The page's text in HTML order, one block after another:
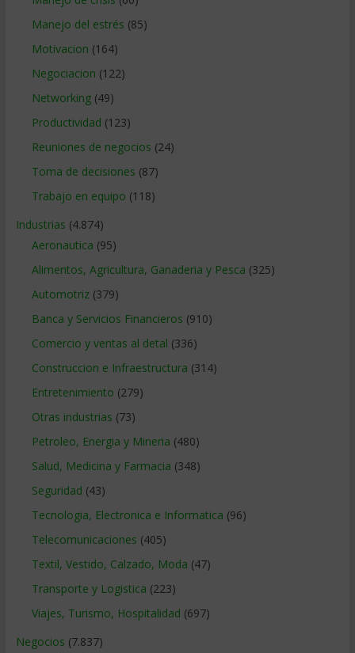
Manejo del estrés (85)
Motivacion (164)
Negociacion (122)
Networking(49)
Productividad (123)
Reuniones de negocios (24)
Toma de decisiones (87)
Trabajo en equipo (118)
Industrias (4.874)
Aeronautica (95)
Alimentos, Agricultura, Ganaderia y Pesca (325)
Automotriz(379)
Banca y Servicios Financieros (910)
Comercio y ventas al detal (336)
Construccion e Infraestructura (314)
Entretenimiento (279)
Otras industrias (73)
Petroleo, Energia y Mineria (480)
Salud, Medicina y Farmacia (348)
Seguridad (43)
Tecnologia, Electronica e Informatica (96)
Telecomunicaciones (405)
Textil, Vestido, Calzado, Moda (47)
Transporte y Logistica (223)
Viajes, Turismo, Hospitalidad (697)
Negocios (7.837)